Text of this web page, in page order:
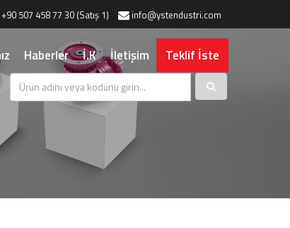
+90 507 458 77 30 (Satış 1) info@ystendustri.com
Haberler İ.K İletişim Teklif İste